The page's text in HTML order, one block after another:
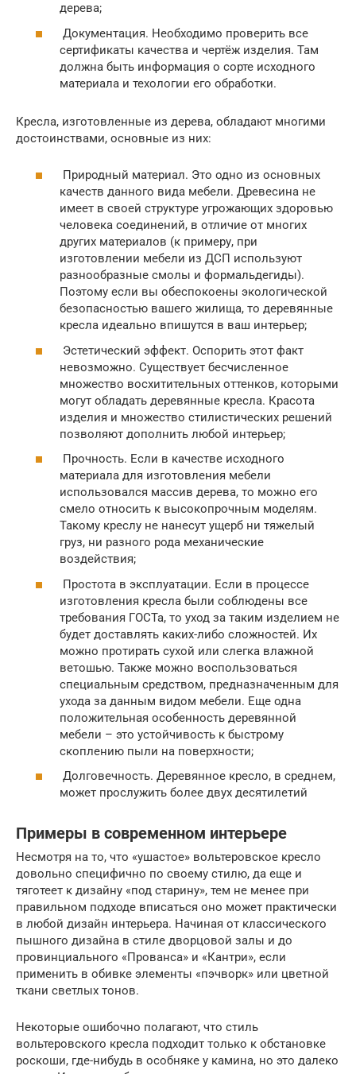
дерева;
Документация. Необходимо проверить все
сертификаты качества и чертёж изделия. Там
должна быть информация о сорте исходного
материала и техологии его обработки.
Кресла, изготовленные из дерева, обладают многими
достоинствами, основные из них:
Природный материал. Это одно из основных
качеств данного вида мебели. Древесина не
имеет в своей структуре угрожающих здоровью
человека соединений, в отличие от многих
других материалов (к примеру, при
изготовлении мебели из ДСП используют
разнообразные смолы и формальдегиды).
Поэтому если вы обеспокоены экологической
безопасностью вашего жилища, то деревянные
кресла идеально впишутся в ваш интерьер;
Эстетический эффект. Оспорить этот факт
невозможно. Существует бесчисленное
множество восхитительных оттенков, которыми
могут обладать деревянные кресла. Красота
изделия и множество стилистических решений
позволяют дополнить любой интерьер;
Прочность. Если в качестве исходного
материала для изготовления мебели
использовался массив дерева, то можно его
смело относить к высокопрочным моделям.
Такому креслу не нанесут ущерб ни тяжелый
груз, ни разного рода механические
воздействия;
Простота в эксплуатации. Если в процессе
изготовления кресла были соблюдены все
требования ГОСТа, то уход за таким изделием не
будет доставлять каких-либо сложностей. Их
можно протирать сухой или слегка влажной
ветошью. Также можно воспользоваться
специальным средством, предназначенным для
ухода за данным видом мебели. Еще одна
положительная особенность деревянной
мебели – это устойчивость к быстрому
скоплению пыли на поверхности;
Долговечность. Деревянное кресло, в среднем,
может прослужить более двух десятилетий
Примеры в современном интерьере
Несмотря на то, что «ушастое» вольтеровское кресло
довольно специфично по своему стилю, да еще и
тяготеет к дизайну «под старину», тем не менее при
правильном подходе вписаться оно может практически
в любой дизайн интерьера. Начиная от классического
пышного дизайна в стиле дворцовой залы и до
провинциального «Прованса» и «Кантри», если
применить в обивке элементы «пэчворк» или цветной
ткани светлых тонов.
Некоторые ошибочно полагают, что стиль
вольтеровского кресла подходит только к обстановке
роскоши, где-нибудь в особняке у камина, но это далеко